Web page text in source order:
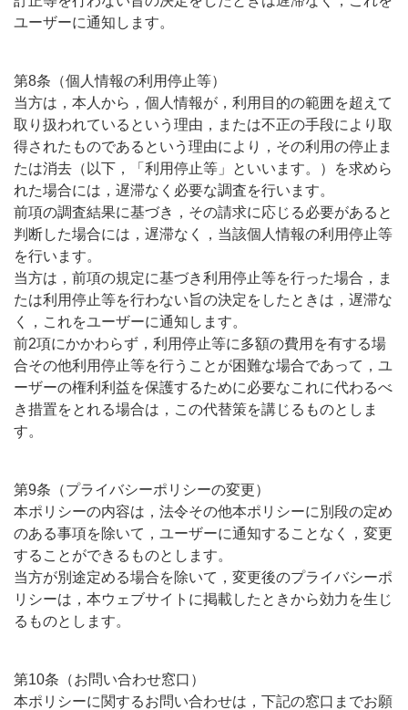
ユーザーに通知します。
第8条（個人情報の利用停止等）
当方は，本人から，個人情報が，利用目的の範囲を超えて
取り扱われているという理由，または不正の手段により取
得されたものであるという理由により，その利用の停止ま
たは消去（以下，「利用停止等」といいます。）を求めら
れた場合には，遅滞なく必要な調査を行います。
前項の調査結果に基づき，その請求に応じる必要があると
判断した場合には，遅滞なく，当該個人情報の利用停止等
を行います。
当方は，前項の規定に基づき利用停止等を行った場合，ま
たは利用停止等を行わない旨の決定をしたときは，遅滞な
く，これをユーザーに通知します。
前2項にかかわらず，利用停止等に多額の費用を有する場
合その他利用停止等を行うことが困難な場合であって，ユ
ーザーの権利利益を保護するために必要なこれに代わるべ
き措置をとれる場合は，この代替策を講じるものとしま
す。
第9条（プライバシーポリシーの変更）
本ポリシーの内容は，法令その他本ポリシーに別段の定め
のある事項を除いて，ユーザーに通知することなく，変更
することができるものとします。
当方が別途定める場合を除いて，変更後のプライバシーポ
リシーは，本ウェブサイトに掲載したときから効力を生じ
るものとします。
第10条（お問い合わせ窓口）
本ポリシーに関するお問い合わせは，下記の窓口までお願